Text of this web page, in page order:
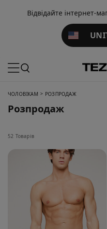
Відвідайте інтернет-
ЧОЛОВІКАМ > РОЗПРОДАЖ
Розпродаж
52 Товарів